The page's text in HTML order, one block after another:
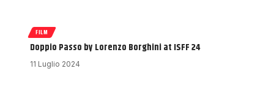
FILM
Doppio Passo by Lorenzo Borghini at ISFF 24
11 Luglio 2024